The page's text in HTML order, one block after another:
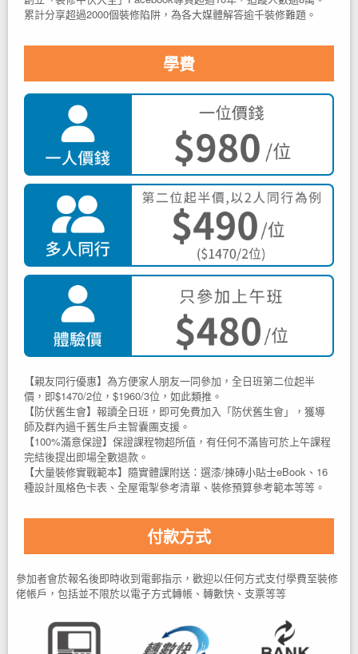
累計分享超過2000個裝修陷阱，為各大媒體解答逾千裝修難題。
學費
【親友同行優惠】為方便家人朋友一同參加，全日班第二位起半
價，即$1470/2位，$1960/3位，如此類推。
【防伏舊生會】報讀全日班，即可免費加入「防伏舊生會」，獲導
師及群內過千舊生戶主智囊團支援。
【100%滿意保證】保證課程物超所值，有任何不滿皆可於上午課程
完結後提出即場全數退款。
【大量裝修實戰範本】隨實體課附送：選漆/揀磚小貼士eBook、16
種設計風格色卡表、全屋電掣參考清單、裝修預算參考範本等等。
付款方式
參加者會於報名後即時收到電郵指示，歡迎以任何方式支付學費至裝修
佬帳戶，包括並不限於以電子方式轉帳、轉數快、支票等等